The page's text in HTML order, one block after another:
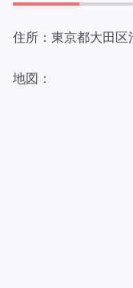
住所：東京都大田
地図：